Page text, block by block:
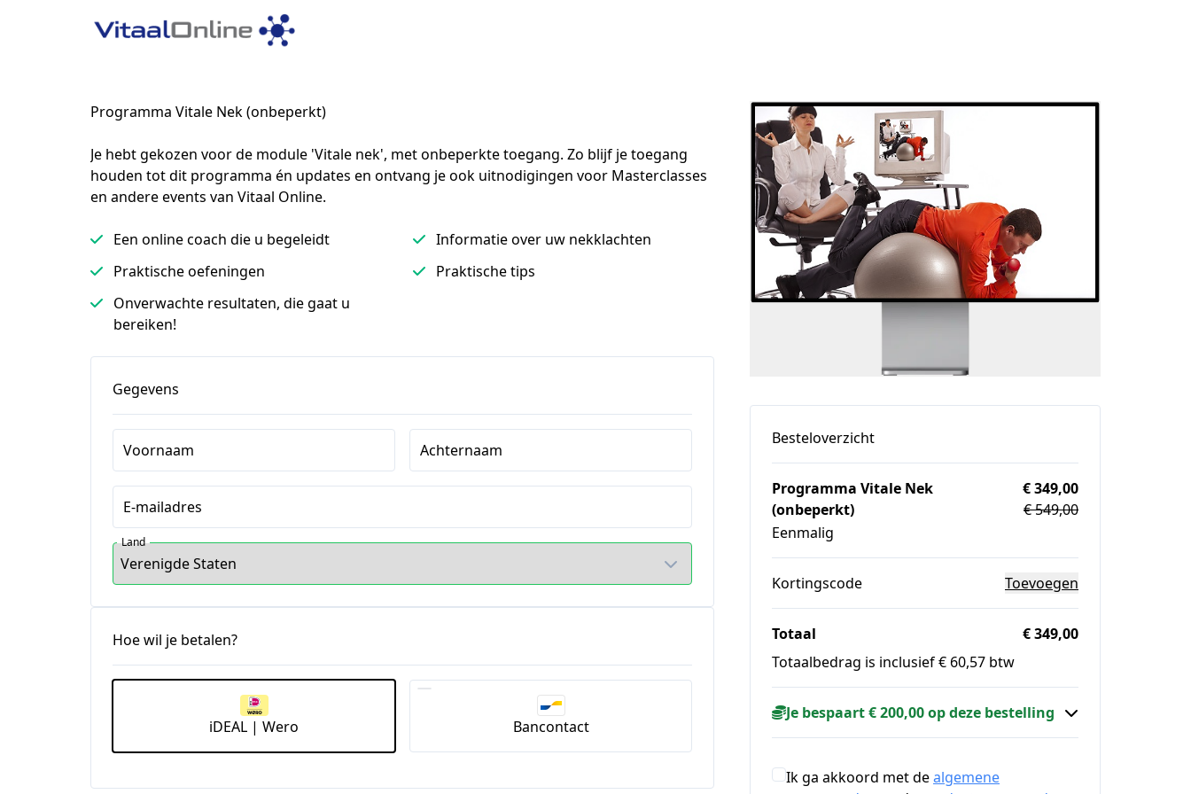
Programma Vitale Nek (onbeperkt)
Je hebt gekozen voor de module 'Vitale nek', met onbeperkte toegang. Zo blijf je toegang
houden tot dit programma én updates en ontvang je ook uitnodigingen voor Masterclasses
en andere events van Vitaal Online.
Een online coach die u begeleidt
Informatie over uw nekklachten
Praktische oefeningen
Praktische tips
Onverwachte resultaten, die gaat u
bereiken!
Gegevens
Voornaam Achternaam
E-mailadres
Land
Hoe wil je betalen?
iDEAL | Wero Bancontact
Besteloverzicht
Programma Vitale Nek
(onbeperkt)
Eenmalig
€ 349,00
€ 549,00
Kortingscode Toevoegen
Totaal
€ 349,00
Totaalbedrag is inclusief € 60,57 btw
Je bespaart € 200,00 op deze bestelling
Ik ga akkoord met dealgemene